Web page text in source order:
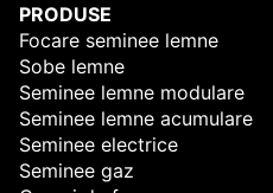
PRODUSE
Focare seminee lemne
Sobe lemne
Seminee lemne modulare
Seminee lemne acumulare
Seminee electrice
Seminee gaz